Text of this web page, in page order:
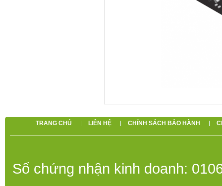
TRANG CHỦ LIÊN HỆ CHÍNH SÁCH BẢO HÀNH
Số chứng nhận kinh doanh: